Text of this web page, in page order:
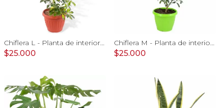
Chiflera L - Planta de interior en macetero
$25.000
Chiflera M - Planta de interior en macetero
$25.000